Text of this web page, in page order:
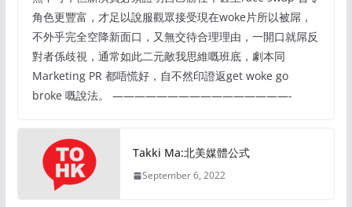
角色更豐富，才足以說服觀眾接受現在woke片所以被屌，
不外乎完全空降新面口，又無交待合理理由，一開口就屌反
對者係歧視，通常如此二元敵我思維嘅班底，劇本同
Marketing PR 都唔慌好，自不然印證返get woke go
broke 嘅說法。 ————————————————-
Takki Ma:北美媒體公式
September 6, 2022